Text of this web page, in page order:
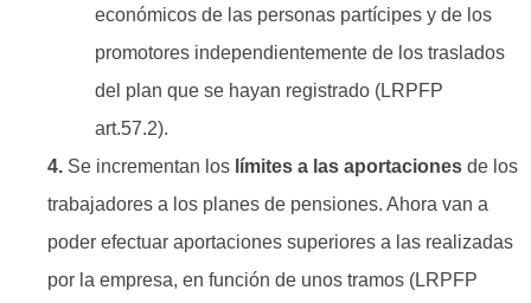
económicos de las personas partícipes y de los
promotores independientemente de los traslados
del plan que se hayan registrado (LRPFP
art.57.2).
4. Se incrementan los límites a las aportaciones de los
trabajadores a los planes de pensiones. Ahora van a
poder efectuar aportaciones superiores a las realizadas
por la empresa, en función de unos tramos (LRPFP